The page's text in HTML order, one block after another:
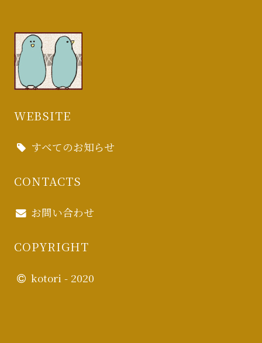
WEBSITE
すべてのお知らせ
CONTACTS
お問い合わせ
COPYRIGHT
kotori - 2020